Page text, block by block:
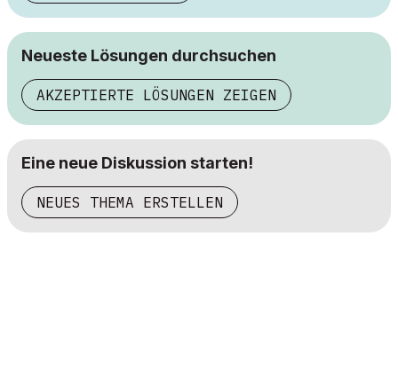
Neueste Lösungen durchsuchen
AKZEPTIERTE LÖSUNGEN ZEIGEN
Eine neue Diskussion starten!
NEUES THEMA ERSTELLEN